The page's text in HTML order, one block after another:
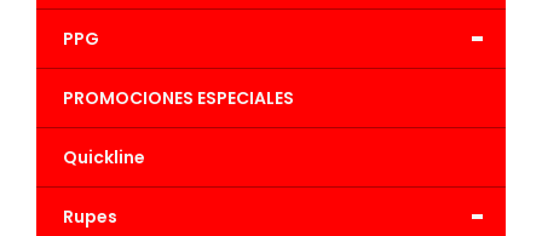
-
PPG
PROMOCIONES ESPECIALES
Quickline
-
Rupes